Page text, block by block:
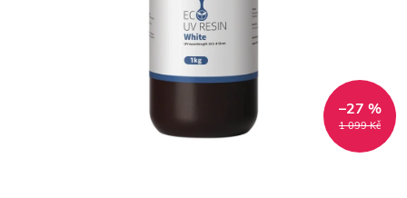
1 099 Kč
–27 %